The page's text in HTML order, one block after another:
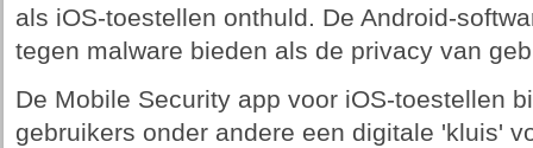
als iOS-toestellen onthuld. De Android-
tegen malware bieden als de privacy van
De Mobile Security app voor iOS-toestellen
gebruikers onder andere een digitale 'kluis'